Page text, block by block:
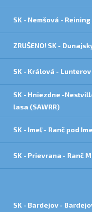
SK - Nemšová - Reining
ZRUŠENO! SK -
SK - Králová -
SK - Hniezdne -
lasa (SAWRR)
SK - Imeľ - Ranč pod
SK - Prievrana - Ranč
SK - Bardejov -